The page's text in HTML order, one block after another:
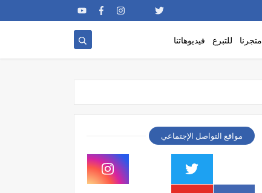
متجرنا للتبرع فيديوهاتنا
مواقع التواصل الإجتماعي